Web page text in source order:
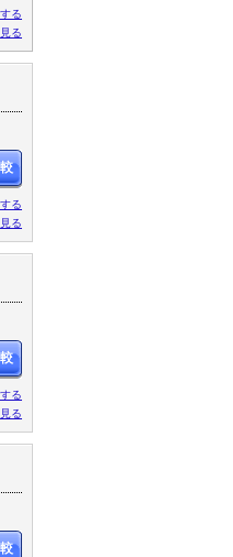
る
る
る
る
る
る